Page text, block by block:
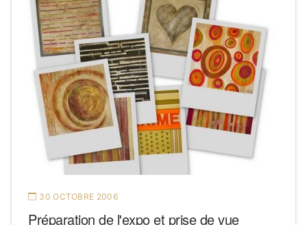
30 OCTOBRE 2006
Préparation de l'expo et prise de vue